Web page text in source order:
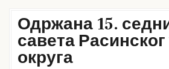
District
Одржана 15.
савета
округа